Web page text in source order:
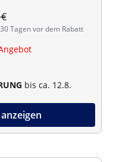
Tagen vor dem Rabatt
bis ca. 12.8.